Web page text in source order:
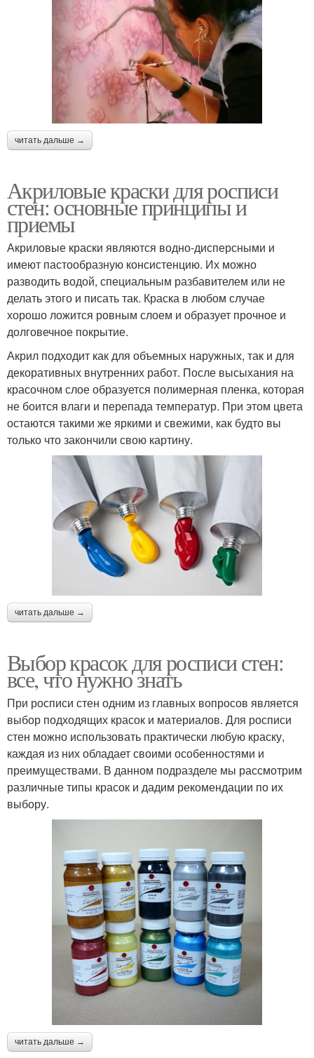
читать дальше →
Акриловые краски для росписи
стен: основные принципы и
приемы
Акриловые краски являются водно-дисперсными и
имеют пастообразную консистенцию. Их можно
разводить водой, специальным разбавителем или не
делать этого и писать так. Краска в любом случае
хорошо ложится ровным слоем и образует прочное и
долговечное покрытие.
Акрил подходит как для объемных наружных, так и для
декоративных внутренних работ. После высыхания на
красочном слое образуется полимерная пленка, которая
не боится влаги и перепада температур. При этом цвета
остаются такими же яркими и свежими, как будто вы
только что закончили свою картину.
читать дальше →
Выбор красок для росписи стен:
все, что нужно знать
При росписи стен одним из главных вопросов является
выбор подходящих красок и материалов. Для росписи
стен можно использовать практически любую краску,
каждая из них обладает своими особенностями и
преимуществами. В данном подразделе мы рассмотрим
различные типы красок и дадим рекомендации по их
выбору.
читать дальше →